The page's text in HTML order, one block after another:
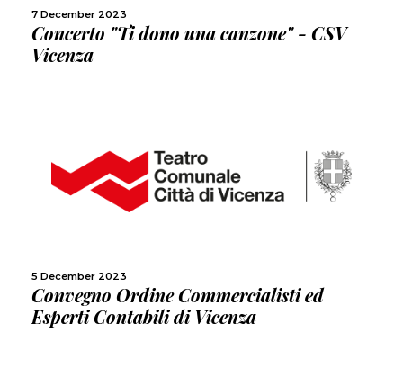
7 December 2023
Concerto "Ti dono una canzone" - CSV
Vicenza
5 December 2023
Convegno Ordine Commercialisti ed
Esperti Contabili di Vicenza
MORE